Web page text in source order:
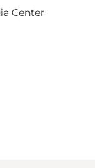
Center